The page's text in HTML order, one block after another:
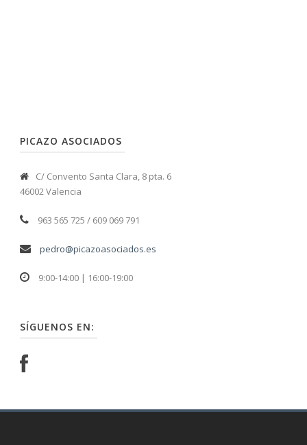
PICAZO ASOCIADOS
C/ Convento Santa Clara, 8 pta. 6
46002 Valencia
963 565 725 / 609 069 791
pedro@picazoasociados.es
9:00-14:00 | 16:00-19:00
SÍGUENOS EN: